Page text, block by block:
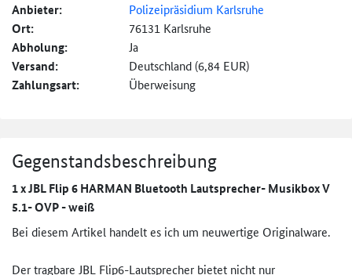
Anbieter: Polizeipräsidium Karlsruhe
Ort: 76131 Karlsruhe
Abholung: Ja
Versand: Deutschland (6,84 EUR)
Zahlungsart: Überweisung
Gegenstandsbeschreibung
1 x JBL Flip 6 HARMAN Bluetooth Lautsprecher- Musikbox V
5.1- OVP - weiß
Bei diesem Artikel handelt es ich um neuwertige Originalware.
Der tragbare JBL Flip6-Lautsprecher bietet nicht nur